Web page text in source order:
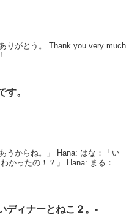
りがとう。 Thank you very much
す。
ね。」 Hana: はな：「い
たの！？」 Hana: まる：
ディナーとねこ２。-